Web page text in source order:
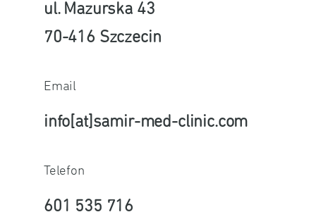
ul. Mazurska 43
70-416 Szczecin
Email
info[at]samir-med-clinic.com
Telefon
601 535 716